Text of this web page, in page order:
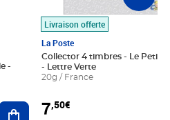
Ajouter au panier
Livraison offerte
La Poste
Collector 4 timbres - Le Petit
- Lettre Verte
20g / France
7,50€